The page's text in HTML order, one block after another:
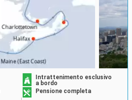
Intrattenimento esclusivo
a bordo
Pensione completa